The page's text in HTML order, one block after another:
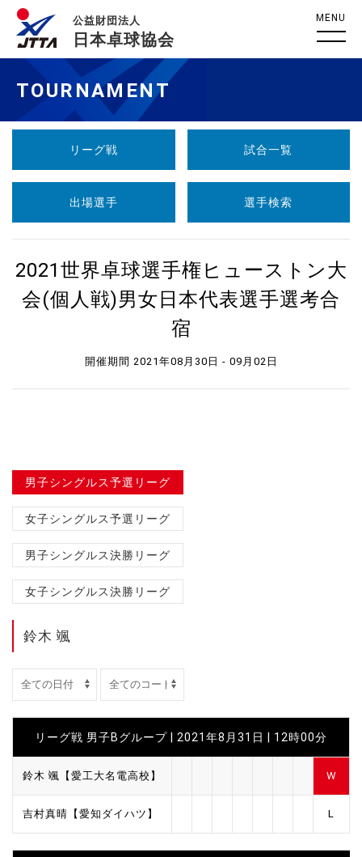
公益財団法人
日本卓球協会
MENU
TOURNAMENT
リーグ戦 試合一覧
出場選手 選手検索
2021世界卓球選手権ヒューストン大
会(個人戦)男女日本代表選手選考合
宿
開催期間 2021年08月30日 - 09月02日
男子シングルス予選リーグ
女子シングルス予選リーグ
男子シングルス決勝リーグ
女子シングルス決勝リーグ
鈴木 颯
リーグ戦 男子Bグループ | 2021年8月31日 | 12時00分
鈴木 颯【愛工大名電高校】 W
吉村真晴【愛知ダイハツ】 L